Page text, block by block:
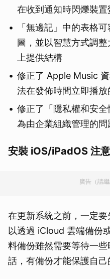
在收到通知時閃爍裝
「無邊記」中的表格
圖，並以智慧方式調
上提供結構
修正了 Apple Music
法在發佈時間立即播放
修正了「隱私權和安
為由企業組織管理的問
安裝 iOS/iPadOS 注
廣告（請
在更新系統之前，一定
以透過 iCloud 雲端備份
料備份雖然需要等待一
話，有備份才能保護自己